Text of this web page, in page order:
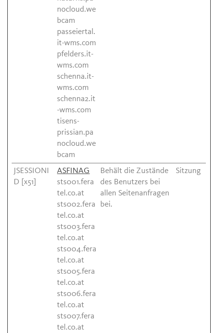
nocloud.we
bcam
passeiertal.
it-wms.com
pfelders.it-
wms.com
schenna.it-
wms.com
schenna2.it
-wms.com
tisens-
prissian.pa
nocloud.we
bcam
JSESSIONI
D [x51]
ASFINAG
sts001.fera
tel.co.at
sts002.fera
tel.co.at
sts003.fera
tel.co.at
sts004.fera
tel.co.at
sts005.fera
tel.co.at
sts006.fera
tel.co.at
sts007.fera
tel.co.at
Behält die Zustände
des Benutzers bei
allen Seitenanfragen
bei.
Sitzung